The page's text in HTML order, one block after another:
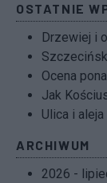
OSTATNIE
Drzewiej i
Ocena
Jak
Ulica i aleja
ARCHIWUM
2026 -